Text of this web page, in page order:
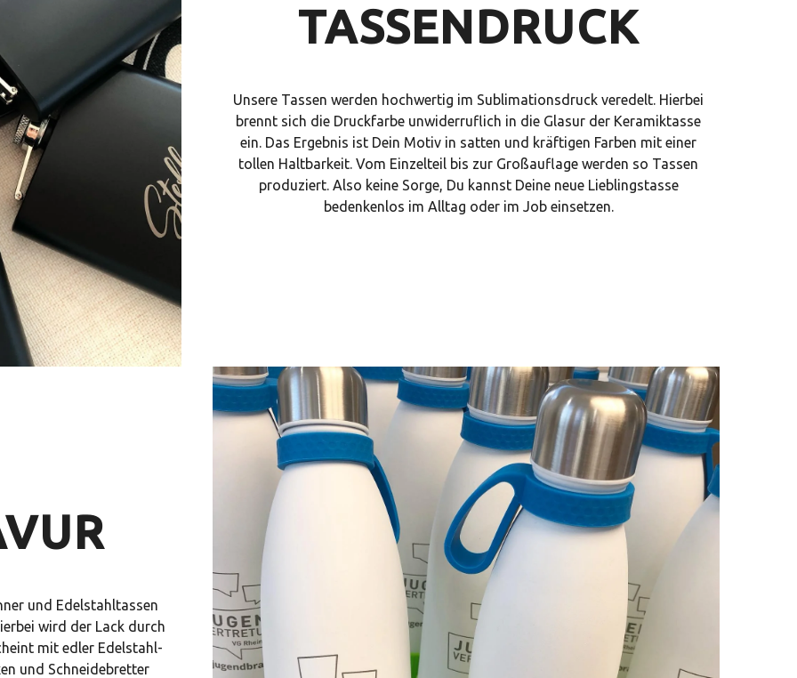
TASSENDRUCK
Unsere Tassen werden hochwertig im Sublimationsdruck veredelt. Hierbei
brennt sich die Druckfarbe unwiderruflich in die Glasur der Keramiktasse
ein. Das Ergebnis ist Dein Motiv in satten und kräftigen Farben mit einer
tollen Haltbarkeit. Vom Einzelteil bis zur Großauflage werden so Tassen
produziert. Also keine Sorge, Du kannst Deine neue Lieblingstasse
bedenkenlos im Alltag oder im Job einsetzen.
und Edelstahltassen
wird der Lack durch
mit edler Edelstahl-
und Schneidebretter